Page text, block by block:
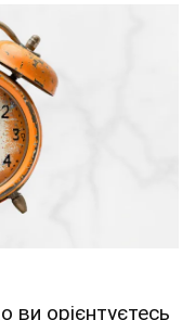
ви орієнтуєтесь